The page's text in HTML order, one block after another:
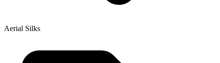
Aerial Silks